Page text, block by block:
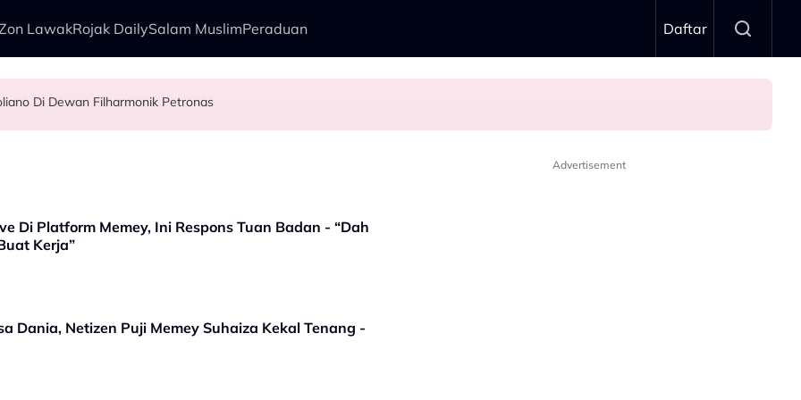
LawakRojak DailySalam MuslimPeraduan Daftar
Bawa Watak Jahat - “Tak Semestinya Hero Saja Menyerlah…”
Di Dewan Filharmonik Petronas
- Ezzanie Jasny
Di Platform Memey, Ini Respons Tuan Badan - “Dah
Kerja”
Dania, Netizen Puji Memey Suhaiza Kekal Tenang -
Advertisement